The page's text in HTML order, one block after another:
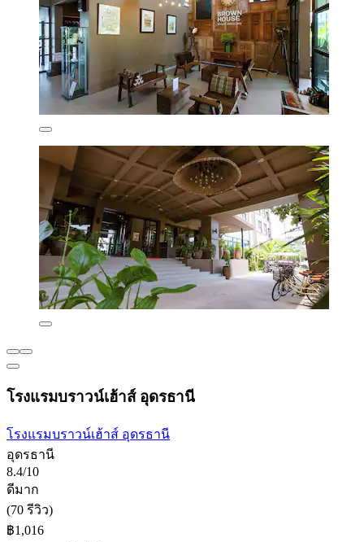
โรงแรมบราวน์เฮ้าส์ อุดรธานี
โรงแรมบราวน์เฮ้าส์ อุดรธานี
อุดรธานี
8.4/10
ดีมาก
(70 รีวิว)
฿1,016